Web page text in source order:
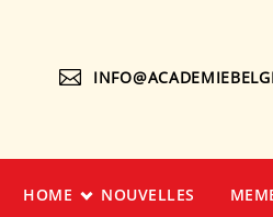
HOME NOUVELLES